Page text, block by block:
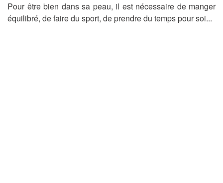
Pour être bien dans sa peau, il est nécessaire de manger
équilibré, de faire du sport, de prendre du temps pour soi...